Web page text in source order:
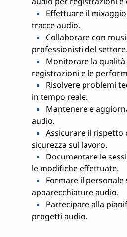
Effettuare il
tracce audio.
Collaborare con
professionisti del settore.
Monitorare la
registrazioni e le
Risolvere problemi
in tempo reale.
Mantenere e
audio.
Assicurare il rispetto
sicurezza sul lavoro.
Documentare le
le modifiche effettuate.
Formare il
apparecchiature audio.
Partecipare alla
progetti audio.